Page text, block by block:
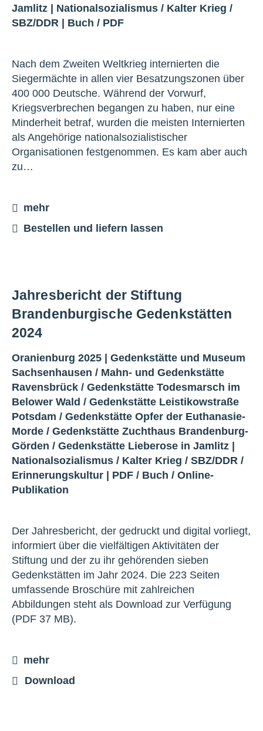
Jamlitz
Nationalsozialismus / Kalter Krieg /
SBZ/DDR
Buch / PDF
Nach dem Zweiten Weltkrieg internierten die
Siegermächte in allen vier Besatzungszonen über
400 000 Deutsche. Während der Vorwurf,
Kriegsverbrechen begangen zu haben, nur eine
Minderheit betraf, wurden die meisten Internierten
als Angehörige nationalsozialistischer
Organisationen festgenommen. Es kam aber auch
zu…
mehr
Bestellen und liefern lassen
Jahresbericht der Stiftung
Brandenburgische Gedenkstätten
2024
Oranienburg 2025 | Gedenkstätte und Museum
Sachsenhausen / Mahn- und Gedenkstätte
Ravensbrück / Gedenkstätte Todesmarsch im
Belower Wald / Gedenkstätte Leistikowstraße
Potsdam / Gedenkstätte Opfer der Euthanasie-
Morde / Gedenkstätte Zuchthaus Brandenburg-
Görden / Gedenkstätte Lieberose in Jamlitz
Nationalsozialismus / Kalter Krieg / SBZ/DDR /
Erinnerungskultur
PDF / Buch / Online-
Publikation
Der Jahresbericht, der gedruckt und digital vorliegt,
informiert über die vielfältigen Aktivitäten der
Stiftung und der zu ihr gehörenden sieben
Gedenkstätten im Jahr 2024. Die 223 Seiten
umfassende Broschüre mit zahlreichen
Abbildungen steht als Download zur Verfügung
(PDF 37 MB).
mehr
Download